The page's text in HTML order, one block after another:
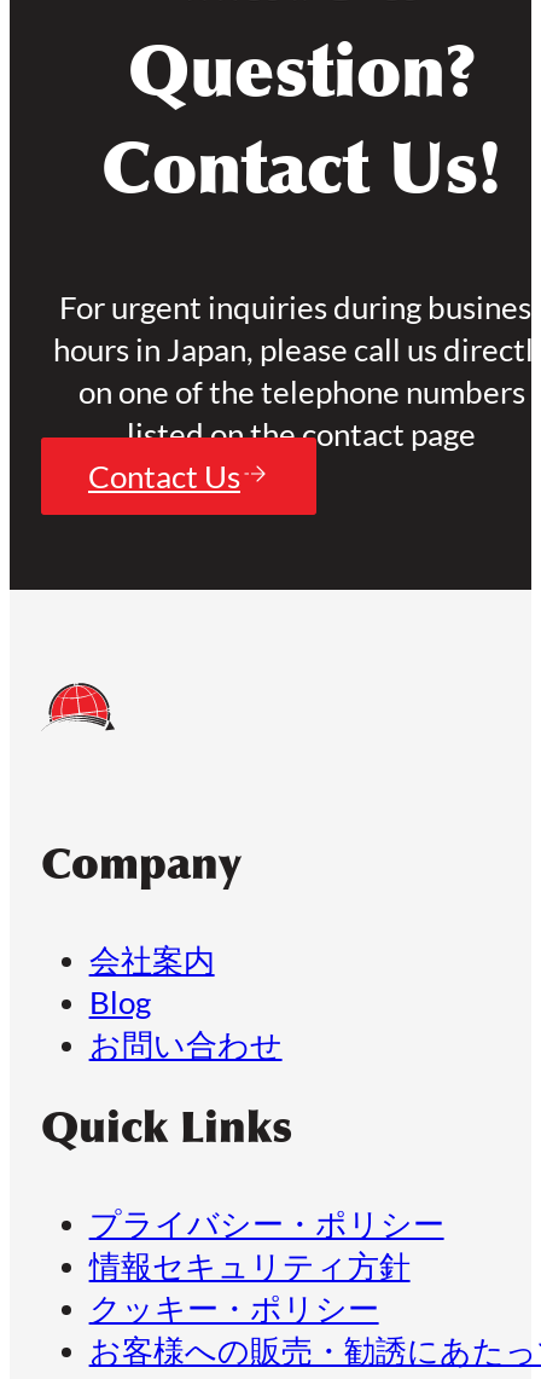
Question?
Contact Us!
For urgent inquiries during
hours in Japan, please call us
on one of the telephone numbers
listed on the contact page
Contact Us
Company
会社案内
Blog
お問い合わせ
Quick Links
プライバシー・ポリシー
情報セキュリティ方針
クッキー・ポリシー
お客様への販売・勧誘にあた